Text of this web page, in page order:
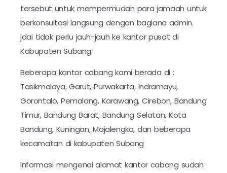
tersebut untuk mempermudah para jamaah untuk
berkonsultasi langsung dengan bagiana admin.
jdai tidak perlu jauh-jauh ke kantor pusat di
Kabupaten Subang.
Beberapa kantor cabang kami berada di :
Tasikmalaya, Garut, Purwakarta, Indramayu,
Gorontalo, Pemalang, Karawang, Cirebon, Bandung
Timur, Bandung Barat, Bandung Selatan, Kota
Bandung, Kuningan, Majalengka, dan beberapa
kecamatan di kabupaten Subang
Informasi mengenai alamat kantor cabang sudah